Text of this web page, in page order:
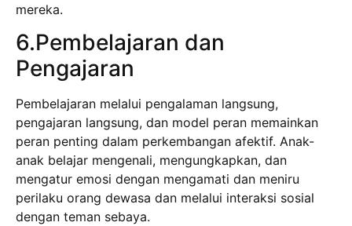
mereka.
6.Pembelajaran dan
Pengajaran
Pembelajaran melalui pengalaman langsung,
pengajaran langsung, dan model peran memainkan
peran penting dalam perkembangan afektif. Anak-
anak belajar mengenali, mengungkapkan, dan
mengatur emosi dengan mengamati dan meniru
perilaku orang dewasa dan melalui interaksi sosial
dengan teman sebaya.